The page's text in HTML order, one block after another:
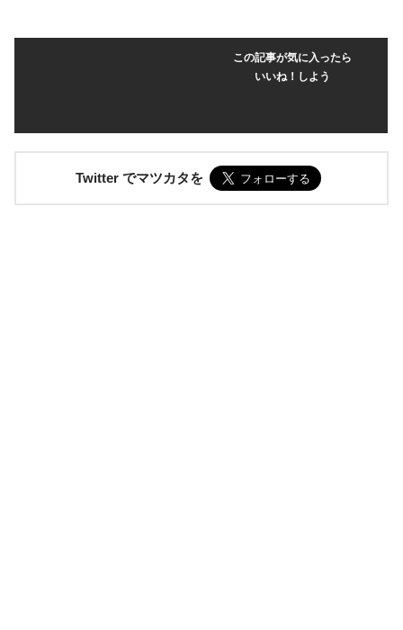
この記事が気に入ったら
いいね！しよう
Twitter でマツカタを